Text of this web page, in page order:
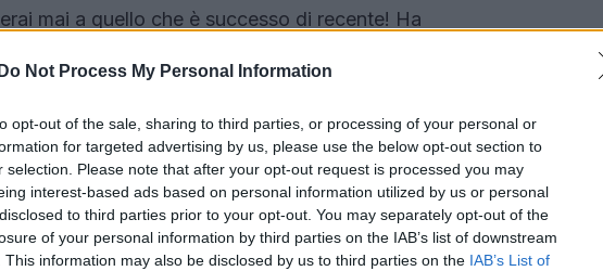
Do Not Process My Personal Information
opt-out of the sale, sharing to third parties, or processing of your personal or
for targeted advertising by us, please use the below opt-out section to
selection. Please note that after your opt-out request is processed you may
interest-based ads based on personal information utilized by us or personal
to third parties prior to your opt-out. You may separately opt-out of the
of your personal information by third parties on the IAB’s list of downstream
This information may also be disclosed by us to third parties on the IAB’s List of
mai a quello che è successo di recente! Ha
e originale nell’uso del motivo animalier.
ha catturato l’attenzione di tutti: una
have! Ma cosa rende questo pezzo così